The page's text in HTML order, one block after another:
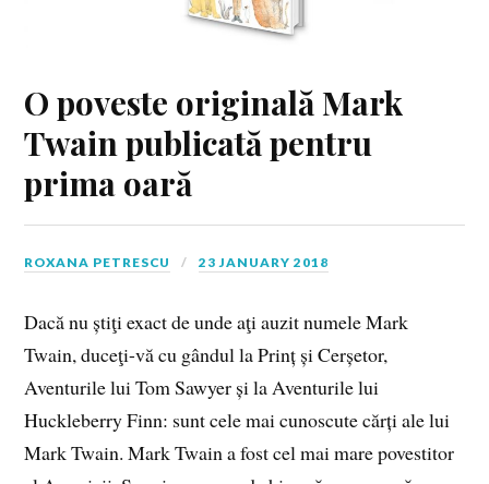
O poveste originală Mark
Twain publicată pentru
prima oară
ROXANA PETRESCU 23 JANUARY 2018
Dacă nu știţi exact de unde aţi auzit numele Mark
Twain, duceţi-vă cu gândul la Prinț și Cerșetor,
Aventurile lui Tom Sawyer și la Aventurile lui
Huckleberry Finn: sunt cele mai cunoscute cărți ale lui
Mark Twain. Mark Twain a fost cel mai mare povestitor